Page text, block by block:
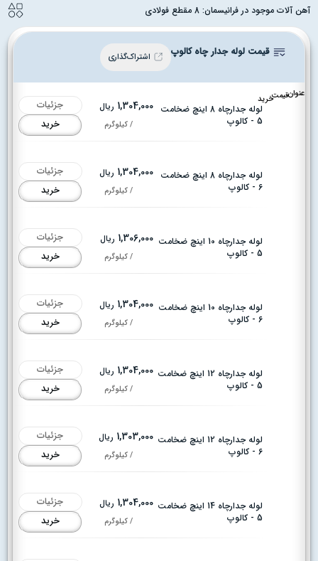
آهن آلات موجود در فرانیسمان: 8 مقطع فولادی
قیمت لوله جدار چاه کالوپ اشتراک‌گذاری
عنوانقیمتخرید
لوله جدارچاه 8 اینچ ضخامت
5 - کالوپ
1,304,000 ریال
/ کیلوگرم
جزئیات
خرید
لوله جدارچاه 8 اینچ ضخامت
6 - کالوپ
1,304,000 ریال
/ کیلوگرم
جزئیات
خرید
لوله جدارچاه 10 اینچ ضخامت
5 - کالوپ
1,306,000 ریال
/ کیلوگرم
جزئیات
خرید
لوله جدارچاه 10 اینچ ضخامت
6 - کالوپ
1,304,000 ریال
/ کیلوگرم
جزئیات
خرید
لوله جدارچاه 12 اینچ ضخامت
5 - کالوپ
1,304,000 ریال
/ کیلوگرم
جزئیات
خرید
لوله جدارچاه 12 اینچ ضخامت
6 - کالوپ
1,303,000 ریال
/ کیلوگرم
جزئیات
خرید
لوله جدارچاه 14 اینچ ضخامت
5 - کالوپ
1,304,000 ریال
/ کیلوگرم
جزئیات
خرید